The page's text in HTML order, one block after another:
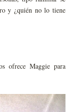
y ¿quién no lo tiene
ofrece Maggie para